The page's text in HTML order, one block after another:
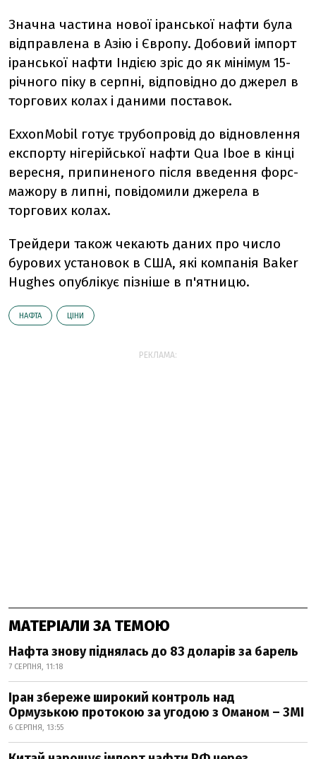
Значна частина нової іранської нафти була
відправлена в Азію і Європу. Добовий імпорт
іранської нафти Індією зріс до як мінімум 15-
річного піку в серпні, відповідно до джерел в
торгових колах і даними поставок.
ExxonMobil готує трубопровід до відновлення
експорту нігерійської нафти Qua Iboe в кінці
вересня, припиненого після введення форс-
мажору в липні, повідомили джерела в
торгових колах.
Трейдери також чекають даних про число
бурових установок в США, які компанія Baker
Hughes опублікує пізніше в п'ятницю.
НАФТА ЦІНИ
РЕКЛАМА:
МАТЕРІАЛИ ЗА ТЕМОЮ
Нафта знову піднялась до 83 доларів за барель
7 СЕРПНЯ, 11:18
Іран збереже широкий контроль над
Ормузькою протокою за угодою з Оманом – ЗМІ
6 СЕРПНЯ, 13:55